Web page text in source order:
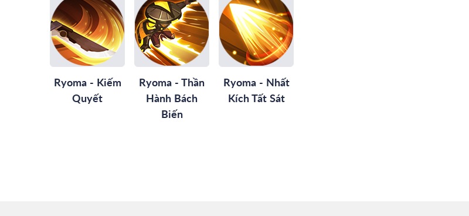
Ryoma - Kiếm
Quyết
Ryoma - Thần
Hành Bách
Biến
Ryoma - Nhất
Kích Tất Sát